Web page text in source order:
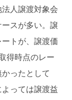
人譲渡対象会
スが多い。譲
トが、譲渡価
得時点のレー
ったとして
っては譲渡益